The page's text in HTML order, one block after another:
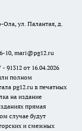
Ола, ул. Палантая, д.
10, mari@pg12.ru
от 16.04.2026
полном
pg12.ru в печатных
на издание
прямая
случае будут
и смежных